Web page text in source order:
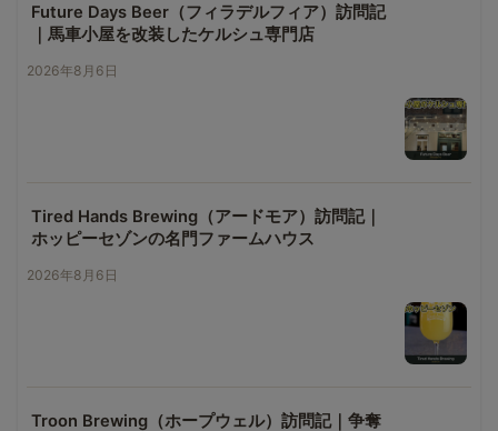
Future Days Beer（フィラデルフィア）訪問記
｜馬車小屋を改装したケルシュ専門店
2026年8月6日
Tired Hands Brewing（アードモア）訪問記｜
ホッピーセゾンの名門ファームハウス
2026年8月6日
Troon Brewing（ホープウェル）訪問記｜争奪